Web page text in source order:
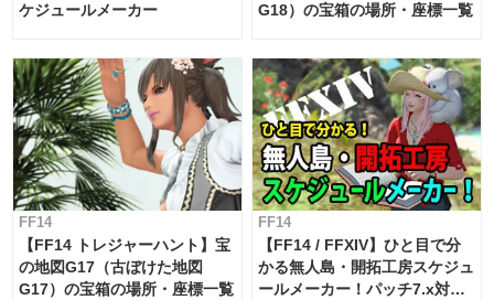
ケジュールメーカー
G18）の宝箱の場所・座標一覧
FF14
【FF14 トレジャーハント】宝
の地図G17（古ぼけた地図
G17）の宝箱の場所・座標一覧
FF14
【FF14 / FFXIV】ひと目で分
かる無人島・開拓工房スケジュ
ールメーカー！パッチ7.x対応